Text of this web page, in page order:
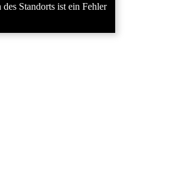
Standorts ist ein Fehler